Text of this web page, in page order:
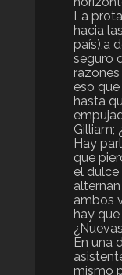
La
hacia
país),a
seguro
eso
hasta
Gilliam;
Hay
que
el dulce
ambos
hay
En una
mismo